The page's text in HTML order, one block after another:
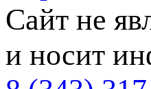
Сайт не
и носит